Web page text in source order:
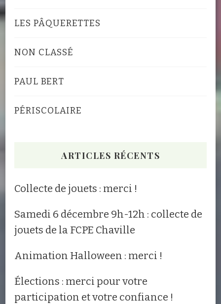
LES PÂQUERETTES
NON CLASSÉ
PAUL BERT
PÉRISCOLAIRE
ARTICLES RÉCENTS
Collecte de jouets : merci !
Samedi 6 décembre 9h-12h : collecte de
jouets de la FCPE Chaville
Animation Halloween : merci !
Élections : merci pour votre
participation et votre confiance !